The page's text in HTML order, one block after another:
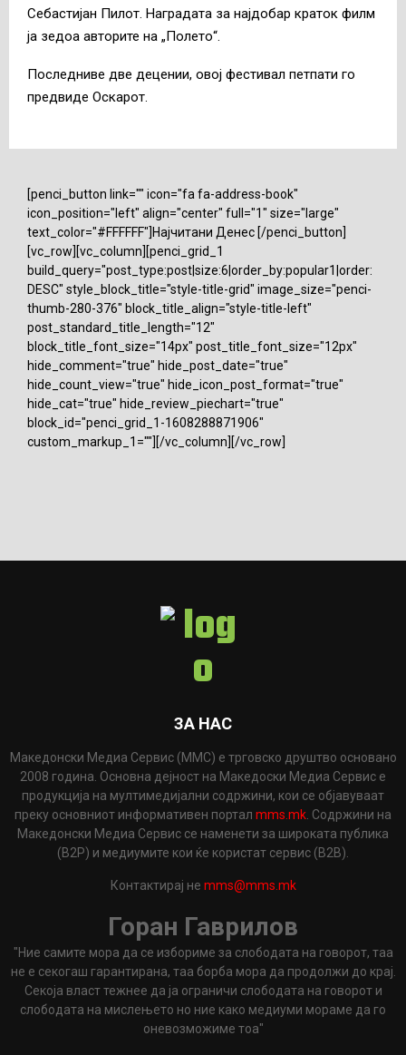
Себастијан Пилот. Наградата за најдобар краток филм
ја зедоа авторите на „Полето“.
Последниве две децении, овој фестивал петпати го
предвиде Оскарот.
[penci_button link="" icon="fa fa-address-book"
icon_position="left" align="center" full="1" size="large"
text_color="#FFFFFF"]Најчитани Денес [/penci_button]
[vc_row][vc_column][penci_grid_1
build_query="post_type:post|size:6|order_by:popular1|order:
DESC" style_block_title="style-title-grid" image_size="penci-
thumb-280-376" block_title_align="style-title-left"
post_standard_title_length="12"
block_title_font_size="14px" post_title_font_size="12px"
hide_comment="true" hide_post_date="true"
hide_count_view="true" hide_icon_post_format="true"
hide_cat="true" hide_review_piechart="true"
block_id="penci_grid_1-1608288871906"
custom_markup_1=""][/vc_column][/vc_row]
ЗА НАС
Македонски Медиа Сервис (ММС) е трговско друштво основано
2008 година. Основна дејност на Македоски Медиа Сервис е
продукција на мултимедијални содржини, кои се објавуваат
преку основниот информативен портал mms.mk . Содржини на
Македонски Медиа Сервис се наменети за широката публика
(B2P) и медиумите кои ќе користат сервис (B2B).
Контактирај не mms@mms.mk
Горан Гаврилов
"Ние самите мора да се избориме за слободата на говорот, таа
не е секогаш гарантирана, таа борба мора да продолжи до крај.
Секоја власт тежнее да ја ограничи слободата на говорот и
слободата на мислењето но ние како медиуми мораме да го
оневозможиме тоа"